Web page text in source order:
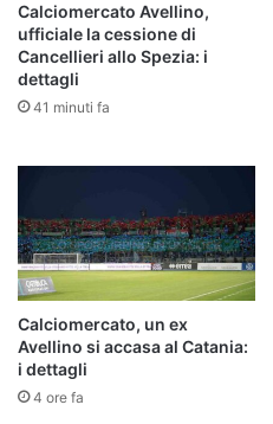
Calciomercato Avellino,
ufficiale la cessione di
Cancellieri allo Spezia: i
dettagli
41 minuti fa
Calciomercato, un ex
Avellino si accasa al Catania:
i dettagli
4 ore fa